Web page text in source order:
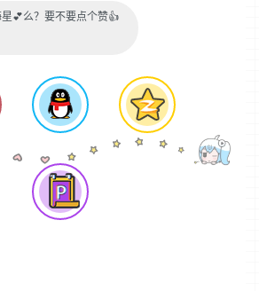
💕么？要不要点个赞👍